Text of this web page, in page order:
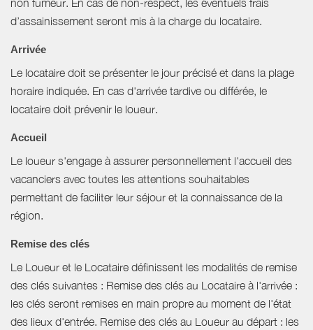
non fumeur. En cas de non-respect, les éventuels frais
d’assainissement seront mis à la charge du locataire.
Arrivée
Le locataire doit se présenter le jour précisé et dans la plage
horaire indiquée. En cas d'arrivée tardive ou différée, le
locataire doit prévenir le loueur.
Accueil
Le loueur s'engage à assurer personnellement l'accueil des
vacanciers avec toutes les attentions souhaitables
permettant de faciliter leur séjour et la connaissance de la
région.
Remise des clés
Le Loueur et le Locataire définissent les modalités de remise
des clés suivantes : Remise des clés au Locataire à l'arrivée :
les clés seront remises en main propre au moment de l'état
des lieux d'entrée. Remise des clés au Loueur au départ : les